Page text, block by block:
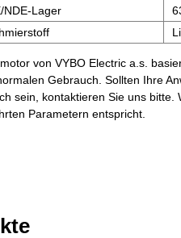
NDE-Lager
von VYBO Electric a.s.
Gebrauch. Sollten Ihre
sein, kontaktieren Sie uns
Parametern entspricht.